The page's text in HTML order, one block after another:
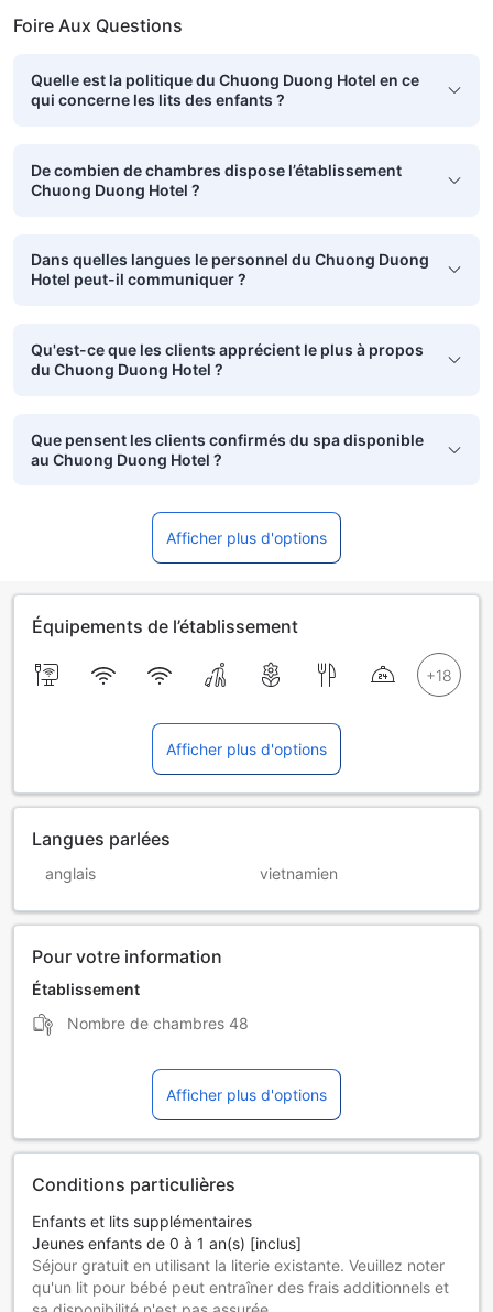
Foire Aux Questions
Quelle est la politique du Chuong Duong Hotel en ce
qui concerne les lits des enfants ?
De combien de chambres dispose l’établissement
Chuong Duong Hotel ?
Dans quelles langues le personnel du Chuong Duong
Hotel peut-il communiquer ?
Qu'est-ce que les clients apprécient le plus à propos
du Chuong Duong Hotel ?
Que pensent les clients confirmés du spa disponible
au Chuong Duong Hotel ?
Afficher plus d'options
Équipements de l’établissement
Afficher plus d'options
Langues parlées
anglais vietnamien
Pour votre information
Établissement
Nombre de chambres 48
Afficher plus d'options
Conditions particulières
Enfants et lits supplémentaires
Jeunes enfants de 0 à 1 an(s) [inclus]
Séjour gratuit en utilisant la literie existante. Veuillez noter
qu'un lit pour bébé peut entraîner des frais additionnels et